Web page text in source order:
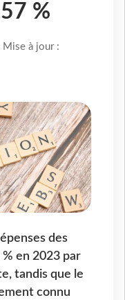
%
à jour :
des
en 2023 par
tandis que le
connu